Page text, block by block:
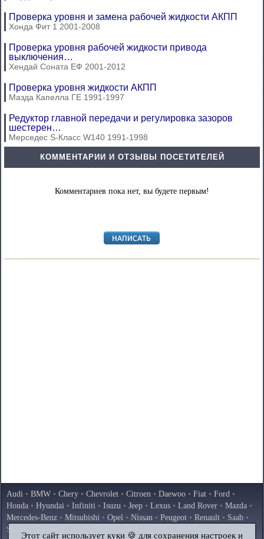
Проверка уровня и замена рабочей жидкости АКПП
Хонда Фит 1 2001-2008
Проверка уровня рабочей жидкости привода
выключения…
Хендай Соната ЕФ 2001-2012
Проверка уровня жидкости АКПП
Мазда Капелла ГЕ 1991-1997
Редуктор главной передачи и регулировка зазоров
шестерен…
Мерседес S-Класс W140 1991-1998
КОММЕНТАРИИ И ОТЗЫВЫ ПОСЕТИТЕЛЕЙ
Комментариев пока нет, вы будете первым!
Audi • BMW • Chery • Chevrolet • Citroen • Daewoo • Fiat • Ford •
Honda • Hyundai • Infiniti • Isuzu • Jeep • Lexus • Land Rover • Mazda •
Mercedes-Benz • Mitsubishi • Opel • Nissan • Peugeot • Renault • Saab •
Skoda
Volkswagen
Этот сайт использует куки 🍪 для сохранения настроек и